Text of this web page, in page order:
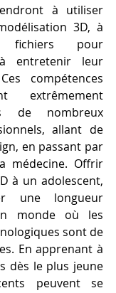
à utiliser
3D, à
fichiers pour
entretenir leur
compétences
extrêmement
de nombreux
allant de
en passant par
médecine. Offrir
à un adolescent,
une longueur
monde où les
sont de
En apprenant à
dès le plus jeune
peuvent se